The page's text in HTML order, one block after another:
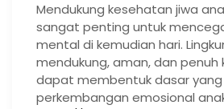
Mendukung kesehatan jiwa
sangat penting untuk
mental di kemudian hari.
mendukung, aman, dan penuh
dapat membentuk dasar
perkembangan emosional